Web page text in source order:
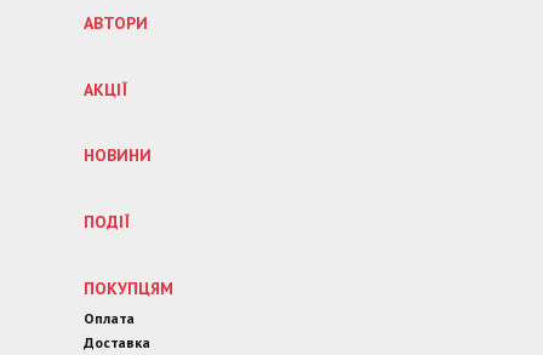
АВТОРИ
АКЦІЇ
НОВИНИ
ПОДІЇ
ПОКУПЦЯМ
Оплата
Доставка